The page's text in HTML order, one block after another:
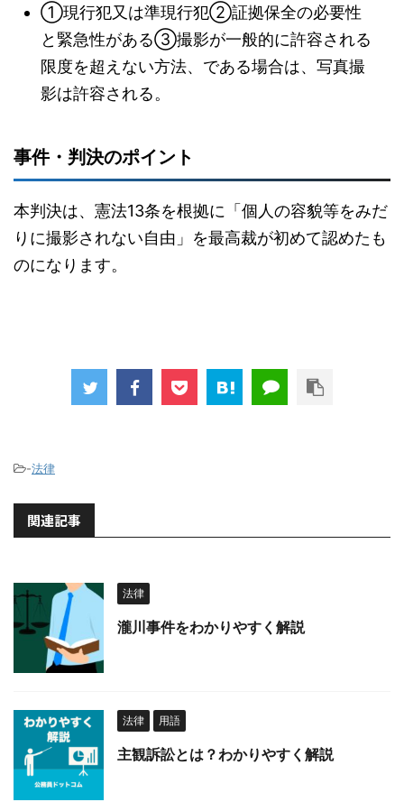
①現行犯又は準現行犯②証拠保全の必要性
と緊急性がある③撮影が一般的に許容される
限度を超えない方法、である場合は、写真撮
影は許容される。
事件・判決のポイント
本判決は、憲法13条を根拠に「個人の容貌等をみだ
りに撮影されない自由」を最高裁が初めて認めたも
のになります。
-法律
関連記事
法律
瀧川事件をわかりやすく解説
法律 用語
主観訴訟とは？わかりやすく解説